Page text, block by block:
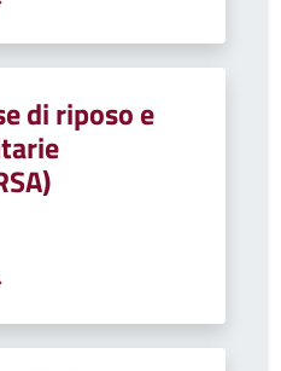
di riposo e